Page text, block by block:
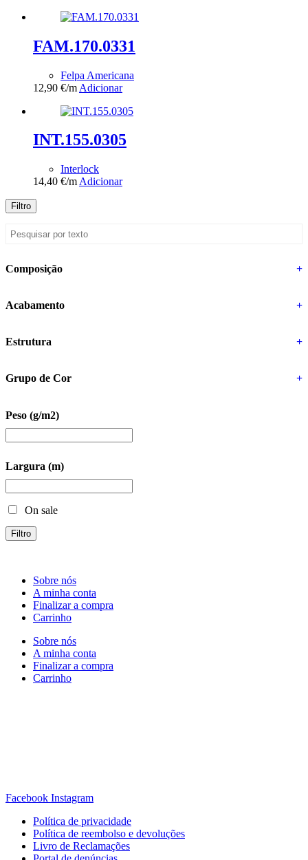
FAM.170.0331
Felpa Americana
12,90 €/m Adicionar
INT.155.0305
Interlock
14,40 €/m Adicionar
Filtro
Composição +
Acabamento +
Estrutura +
Grupo de Cor +
Peso (g/m2)
Largura (m)
On sale
Filtro
Sobre nós
A minha conta
Finalizar a compra
Carrinho
Sobre nós
A minha conta
Finalizar a compra
Carrinho
Facebook Instagram
Política de privacidade
Política de reembolso e devoluções
Livro de Reclamações